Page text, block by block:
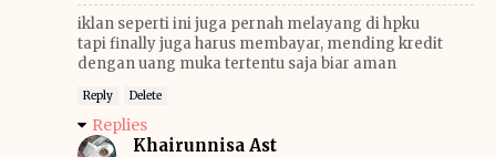
iklan seperti ini juga pernah melayang di hpku
tapi finally juga harus membayar, mending kredit
dengan uang muka tertentu saja biar aman
Reply Delete
Replies
Khairunnisa Ast